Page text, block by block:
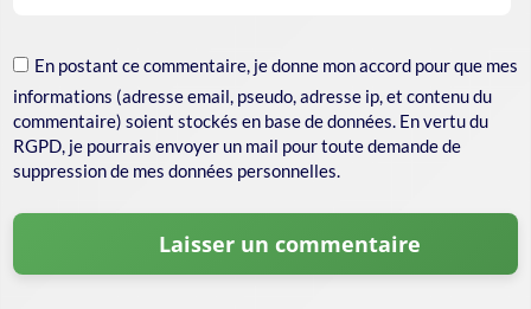
En postant ce commentaire, je donne mon accord pour que mes
informations (adresse email, pseudo, adresse ip, et contenu du
commentaire) soient stockés en base de données. En vertu du
RGPD, je pourrais envoyer un mail pour toute demande de
suppression de mes données personnelles.